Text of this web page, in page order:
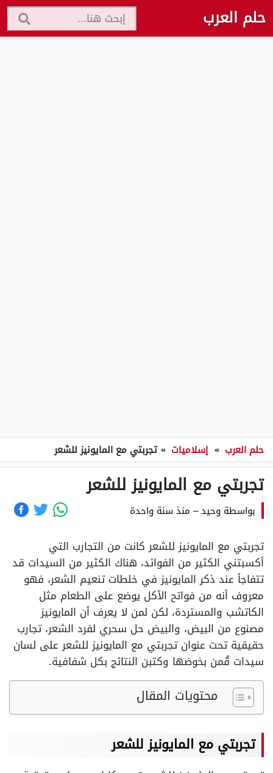
حلم العرب
حلم العرب » إسلاميات » تجربتي مع المايونيز للشعر
تجربتي مع المايونيز للشعر
بواسطة وحيد– منذ سنة واحدة
تجربتي مع المايونيز للشعر كانت من التجارب التي
أكسبتني الكثير من الفوائد، هناك الكثير من السيدات قد
تتفاجأ عند ذكر المايونيز في خلطات تنعيم الشعر، فهو
معروف أنه من فواتح الأكل يوضع على الطعام مثل
الكاتشب والمستردة، لكن لمن لا يعرف أن المايونيز
مصنوع من البيض، والبيض حل سحري لفرد الشعر، تجارب
حقيقية تحت عنوان تجربتي مع المايونيز للشعر على لسان
سيدات قُمن بخوضها وكتبن النتائج بكل شفافية.
محتويات المقال
تجربتي مع المايونيز للشعر